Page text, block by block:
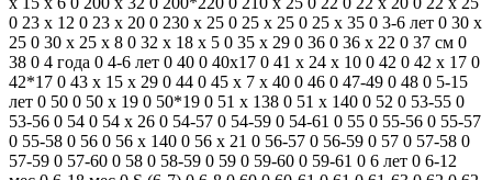
0 23 x 12 0 23 x 20 0 230 х 25 0 25 x 25 0 25 x 35 0 3-6 лет 0 30 x
25 0 30 х 25 х 8 0 32 х 18 х 5 0 35 x 29 0 36 0 36 x 22 0 37 см 0
38 0 4 года 0 4-6 лет 0 40 0 40x17 0 41 х 24 х 10 0 42 0 42 x 17 0
42*17 0 43 х 15 х 29 0 44 0 45 х 7 х 40 0 46 0 47-49 0 48 0 5-15
лет 0 50 0 50 x 19 0 50*19 0 51 x 138 0 51 х 140 0 52 0 53-55 0
53-56 0 54 0 54 х 26 0 54-57 0 54-59 0 54-61 0 55 0 55-56 0 55-57
0 55-58 0 56 0 56 х 140 0 56 х 21 0 56-57 0 56-59 0 57 0 57-58 0
57-59 0 57-60 0 58 0 58-59 0 59 0 59-60 0 59-61 0 6 лет 0 6-12